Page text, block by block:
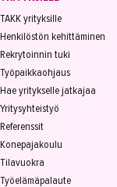
TAKK yrityksille
Henkilöstön kehittäminen
Rekrytoinnin tuki
Työpaikkaohjaus
Hae yritykselle jatkajaa
Yritysyhteistyö
Referenssit
Konepajakoulu
Tilavuokra
Työelämäpalaute